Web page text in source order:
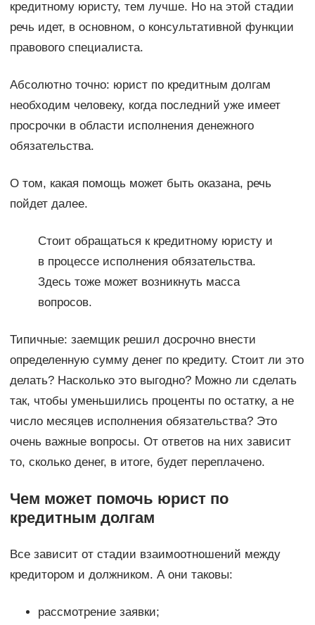
кредитному юристу, тем лучше. Но на этой стадии
речь идет, в основном, о консультативной функции
правового специалиста.
Абсолютно точно: юрист по кредитным долгам
необходим человеку, когда последний уже имеет
просрочки в области исполнения денежного
обязательства.
О том, какая помощь может быть оказана, речь
пойдет далее.
Стоит обращаться к кредитному юристу и
в процессе исполнения обязательства.
Здесь тоже может возникнуть масса
вопросов.
Типичные: заемщик решил досрочно внести
определенную сумму денег по кредиту. Стоит ли это
делать? Насколько это выгодно? Можно ли сделать
так, чтобы уменьшились проценты по остатку, а не
число месяцев исполнения обязательства? Это
очень важные вопросы. От ответов на них зависит
то, сколько денег, в итоге, будет переплачено.
Чем может помочь юрист по
кредитным долгам
Все зависит от стадии взаимоотношений между
кредитором и должником. А они таковы:
рассмотрение заявки;